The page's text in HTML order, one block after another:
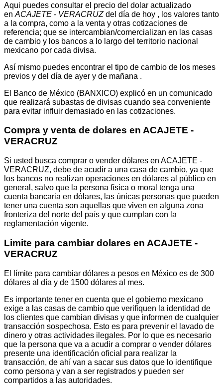
Aqui puedes consultar el precio del dolar actualizado
en ACAJETE - VERACRUZdel día de hoy , los valores tanto
a la compra, como a la venta y otras cotizaciones de
referencia; que se intercambian/comercializan en las casas
de cambio y los bancos a lo largo del territorio nacional
mexicano por cada divisa.
Así mismo puedes encontrar el tipo de cambio de los meses
previos y del día de ayer y de mañana .
El Banco de México (BANXICO) explicó en un comunicado
que realizará subastas de divisas cuando sea conveniente
para evitar influir demasiado en las cotizaciones.
Compra y venta de dolares en ACAJETE -
VERACRUZ
Si usted busca comprar o vender dólares en ACAJETE -
VERACRUZ, debe de acudir a una casa de cambio, ya que
los bancos no realizan operaciones en dólares al público en
general, salvo que la persona física o moral tenga una
cuenta bancaria en dólares, las únicas personas que pueden
tener una cuenta son aquellas que viven en alguna zona
fronteriza del norte del país y que cumplan con la
reglamentación vigente.
Limite para cambiar dolares en ACAJETE -
VERACRUZ
El límite para cambiar dólares a pesos en México es de 300
dólares al día y de 1500 dólares al mes.
Es importante tener en cuenta que el gobierno mexicano
exige a las casas de cambio que verifiquen la identidad de
los clientes que cambian divisas y que informen de cualquier
transacción sospechosa. Esto es para prevenir el lavado de
dinero y otras actividades ilegales. Por lo que es necesario
que la persona que va a acudir a comprar o vender dólares
presente una identificación oficial para realizar la
transacción, de ahí van a sacar sus datos que lo identifique
como persona y van a ser registrados y pueden ser
compartidos a las autoridades.